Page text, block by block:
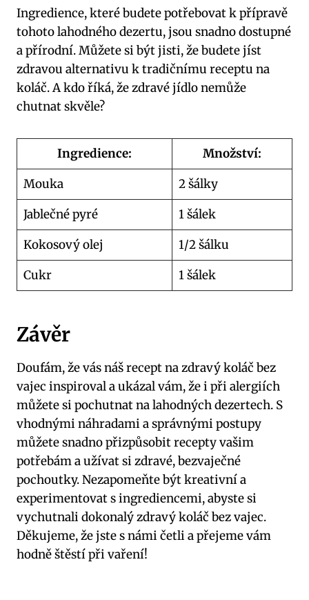
Ingredience, které budete potřebovat k přípravě
tohoto lahodného dezertu, jsou snadno dostupné
a přírodní. Můžete si být jisti, že budete jíst
zdravou alternativu k tradičnímu receptu na
koláč. A kdo říká, že zdravé jídlo nemůže
chutnat skvěle?
Ingredience:
Množství:
Mouka
2 šálky
Jablečné pyré
1 šálek
Kokosový olej
1/2 šálku
Cukr
1 šálek
Závěr
Doufám, že vás náš recept na zdravý koláč bez
vajec inspiroval a ukázal vám, že i při alergiích
můžete si pochutnat na lahodných dezertech. S
vhodnými náhradami a správnými postupy
můžete snadno přizpůsobit recepty vašim
potřebám a užívat si zdravé, bezvaječné
pochoutky. Nezapomeňte být kreativní a
experimentovat s ingrediencemi, abyste si
vychutnali dokonalý zdravý koláč bez vajec.
Děkujeme, že jste s námi četli a přejeme vám
hodně štěstí při vaření!